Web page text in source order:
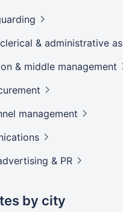
& administrative
& middle management
management
& PR
by city